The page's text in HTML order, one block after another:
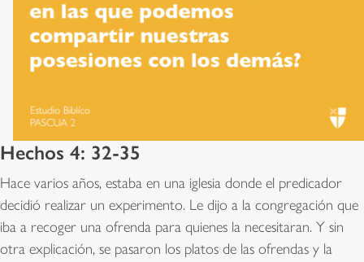
Hechos 4: 32-35
Hace varios años, estaba en una iglesia donde el predicador
decidió realizar un experimento. Le dijo a la congregación que
iba a recoger una ofrenda para quienes la necesitaran. Y sin
otra explicación, se pasaron los platos de las ofrendas y la